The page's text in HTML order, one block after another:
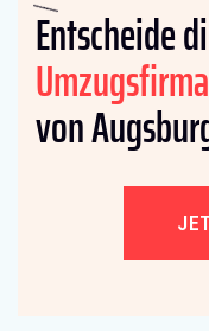
Entscheide
Umzugsfirma
von